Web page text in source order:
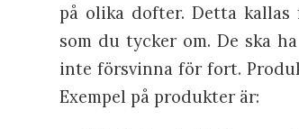
på olika dofter. Detta
som du tycker om. De ska
inte försvinna för fort.
Exempel på produkter är: